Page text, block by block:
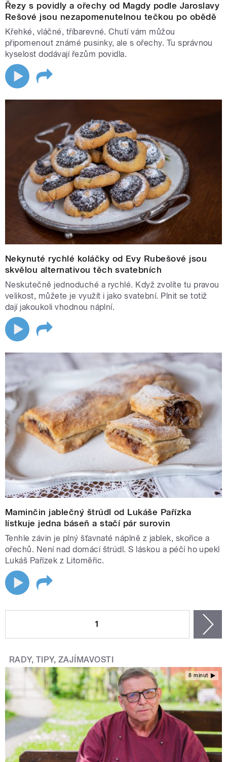
Řezy s povidly a ořechy od Magdy podle Jaroslavy
Rešové jsou nezapomenutelnou tečkou po obědě
Křehké, vláčné, tříbarevné. Chutí vám můžou
připomenout známé pusinky, ale s ořechy. Tu správnou
kyselost dodávají řezům povidla.
Nekynuté rychlé koláčky od Evy Rubešové jsou
skvělou alternativou těch svatebních
Neskutečně jednoduché a rychlé. Když zvolíte tu pravou
velikost, můžete je využít i jako svatební. Plnit se totiž
dají jakoukoli vhodnou náplní.
Maminčin jablečný štrúdl od Lukáše Pařízka
lístkuje jedna báseň a stačí pár surovin
Tenhle závin je plný šťavnaté náplně z jablek, skořice a
ořechů. Není nad domácí štrúdl. S láskou a péčí ho upekl
Lukáš Pařízek z Litoměřic.
1
RADY, TIPY, ZAJÍMAVOSTI
8 minut